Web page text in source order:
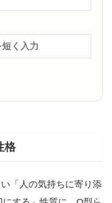
格
「人の気持ちに寄り添